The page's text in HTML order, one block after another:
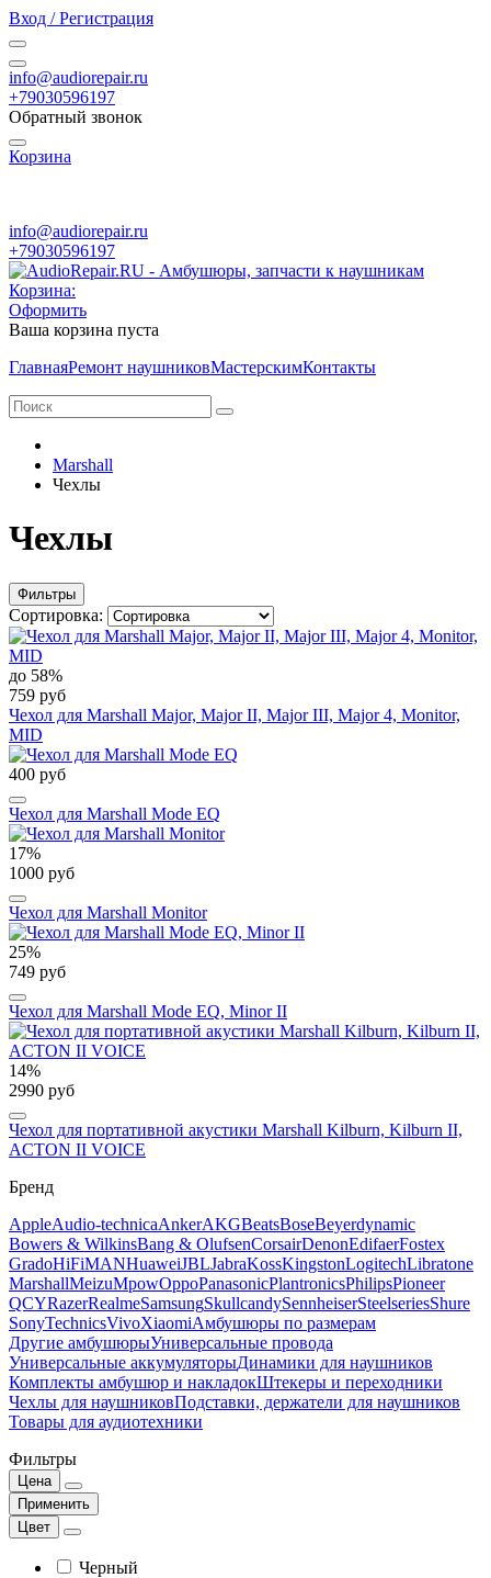
Вход / Регистрация
info@audiorepair.ru
+79030596197
Обратный звонок
Корзина
info@audiorepair.ru
+79030596197
Корзина:
Оформить
Ваша корзина пуста
ГлавнаяРемонт наушниковМастерскимКонтакты
Marshall
Чехлы
Чехлы
Фильтры
Сортировка:
до 58%
759 руб
Чехол для Marshall Major, Major II, Major III, Major 4, Monitor,
MID
400 руб
Чехол для Marshall Mode EQ
17%
1000 руб
Чехол для Marshall Monitor
25%
749 руб
Чехол для Marshall Mode EQ, Minor II
14%
2990 руб
Чехол для портативной акустики Marshall Kilburn, Kilburn II,
ACTON II VOICE
Бренд
AppleAudio-technicaAnkerAKGBeatsBoseBeyerdynamic
Bowers & WilkinsBang & OlufsenCorsairDenonEdifaerFostex
GradoHiFiMANHuaweiJBLJabraKossKingstonLogitechLibratone
MarshallMeizuMpowOppoPanasonicPlantronicsPhilipsPioneer
QCYRazerRealmeSamsungSkullcandySennheiserSteelseriesShure
SonyTechnicsVivoXiaomiАмбушюры по размерам
Другие амбушюрыУниверсальные провода
Универсальные аккумуляторыДинамики для наушников
Комплекты амбушюр и накладокШтекеры и переходники
Чехлы для наушниковПодставки, держатели для наушников
Товары для аудиотехники
Фильтры
Цена
Применить
Цвет
Черный